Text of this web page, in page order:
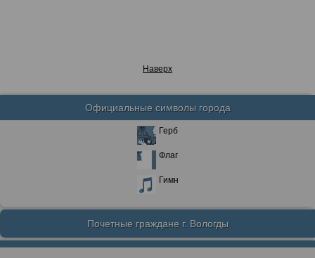
Наверх
Официальные символы города
Герб
Флаг
Гимн
Почетные граждане г. Вологды